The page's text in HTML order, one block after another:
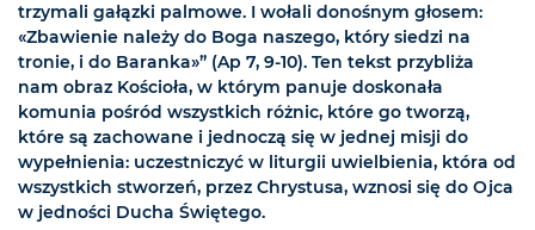
trzymali gałązki palmowe. I wołali donośnym głosem:
«Zbawienie należy do Boga naszego, który siedzi na
tronie, i do Baranka»” (Ap 7, 9-10). Ten tekst przybliża
nam obraz Kościoła, w którym panuje doskonała
komunia pośród wszystkich różnic, które go tworzą,
które są zachowane i jednoczą się w jednej misji do
wypełnienia: uczestniczyć w liturgii uwielbienia, która od
wszystkich stworzeń, przez Chrystusa, wznosi się do Ojca
w jedności Ducha Świętego.